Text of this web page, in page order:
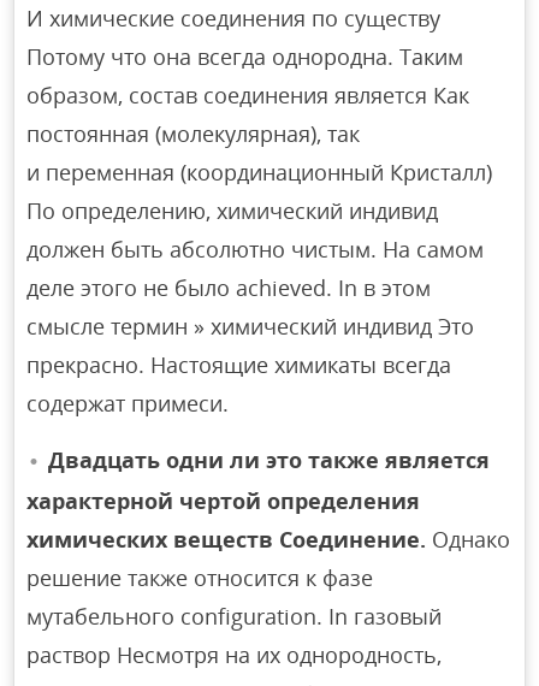
И химические соединения по существу
Потому что она всегда однородна. Таким
образом, состав соединения является Как
постоянная (молекулярная), так
и переменная (координационный Кристалл)
По определению, химический индивид
должен быть абсолютно чистым. На самом
деле этого не было achieved. In в этом
смысле термин » химический индивид Это
прекрасно. Настоящие химикаты всегда
содержат примеси.
Двадцать одни ли это также является
характерной чертой определения
химических веществ Соединение. Однако
решение также относится к фазе
мутабельного configuration. In газовый
раствор Несмотря на их однородность,